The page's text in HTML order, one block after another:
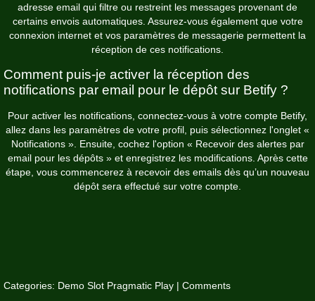
adresse email qui filtre ou restreint les messages provenant de
certains envois automatiques. Assurez-vous également que votre
connexion internet et vos paramètres de messagerie permettent la
réception de ces notifications.
Comment puis-je activer la réception des
notifications par email pour le dépôt sur Betify ?
Pour activer les notifications, connectez-vous à votre compte Betify,
allez dans les paramètres de votre profil, puis sélectionnez l'onglet «
Notifications ». Ensuite, cochez l'option « Recevoir des alertes par
email pour les dépôts » et enregistrez les modifications. Après cette
étape, vous commencerez à recevoir des emails dès qu’un nouveau
dépôt sera effectué sur votre compte.
Categories: Demo Slot Pragmatic Play | Comments